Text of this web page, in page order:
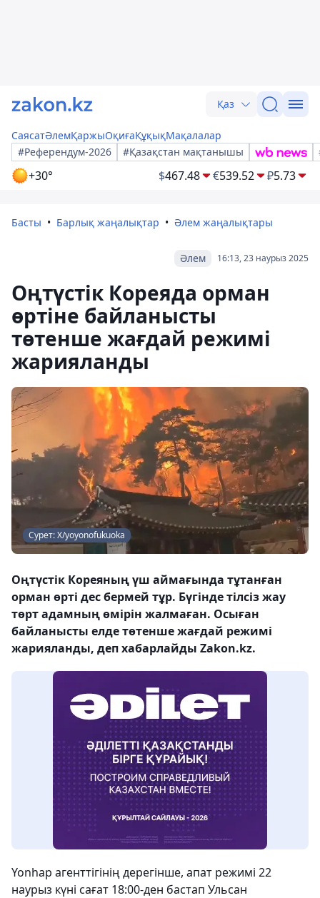
Қаз
СаясатӘлемҚаржыОқиғаҚұқықМақалалар
#Референдум-2026
#Қазақстан мақтанышы
+30° $467.48 €539.52 ₽5.73
Басты Барлық жаңалықтар Әлем жаңалықтары
16:13, 23 наурыз 2025
Әлем
Оңтүстік Кореяда орман
өртіне байланысты
төтенше жағдай режимі
жарияланды
Сурет: Х/yoyonofukuoka
Оңтүстік Кореяның үш аймағында тұтанған
орман өрті дес бермей тұр. Бүгінде тілсіз жау
төрт адамның өмірін жалмаған. Осыған
байланысты елде төтенше жағдай режимі
жарияланды, деп хабарлайды Zakon.kz.
Yonhap агенттігінің дерегінше, апат режимі 22
наурыз күні сағат 18:00-ден бастап Ульсан